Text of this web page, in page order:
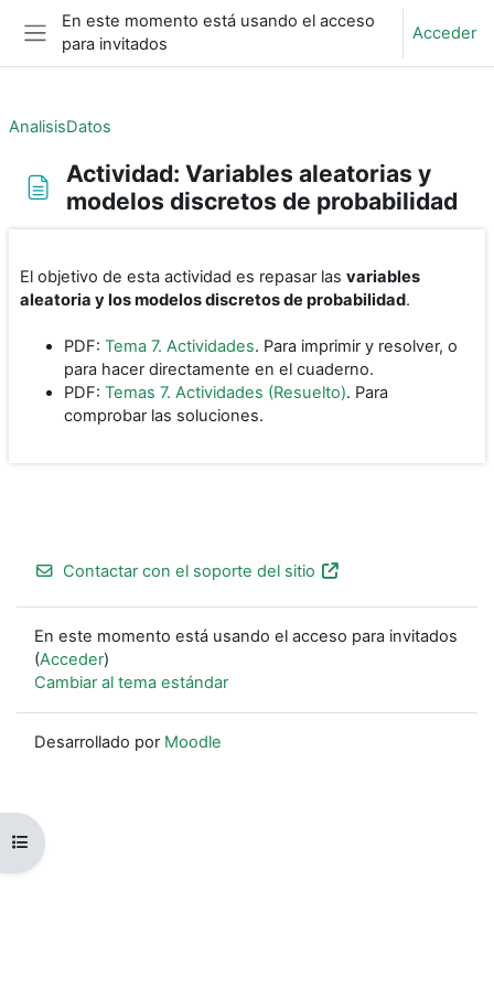
Salta al contenido principal
Panel lateral
En este momento está usando el acceso
para invitados
Acceder
Abrir índice del curso
AnalisisDatos
Actividad: Variables aleatorias y
modelos discretos de probabilidad
El objetivo de esta actividad es repasar las variables
aleatoria y los modelos discretos de probabilidad.
PDF: Tema 7. Actividades. Para imprimir y resolver, o
para hacer directamente en el cuaderno.
PDF: Temas 7. Actividades (Resuelto). Para
comprobar las soluciones.
Contactar con el soporte del sitio
En este momento está usando el acceso para invitados
(Acceder)
Cambiar al tema estándar
Desarrollado por Moodle